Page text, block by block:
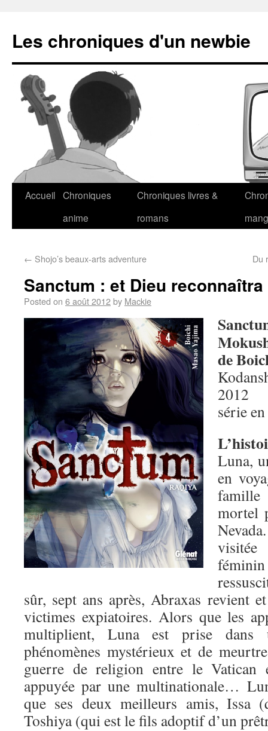
Les chroniques d'un newbie
Accueil Chroniques
anime
Chroniques livres &
romans
← Shojo’s beaux-arts adventure Du
Sanctum : et Dieu
Posted on 6 août 2012by Mackie
de
2012
série
Luna,
en
mortel
visitée
sûr, sept ans après, Abraxas revient
victimes expiatoires. Alors que les
multiplient, Luna est prise dans
phénomènes mystérieux et de
guerre de religion entre le Vatican
appuyée par une multinationale…
que ses deux meilleurs amis, Issa
Toshiya (qui est le fils adoptif d’un